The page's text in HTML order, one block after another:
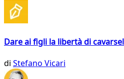
Dare ai figli la libertà di
di Stefano Vicari